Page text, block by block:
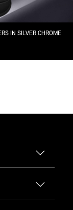
IN SILVER CHROME